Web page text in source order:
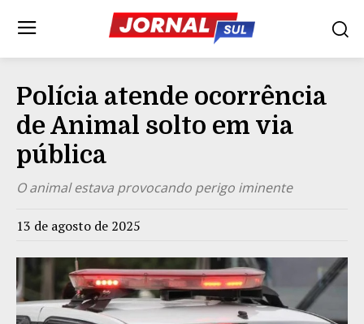
Polícia atende ocorrência
de Animal solto em via
pública
O animal estava provocando perigo iminente
13 de agosto de 2025